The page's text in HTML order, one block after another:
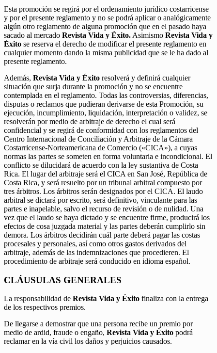
Esta promoción se regirá por el ordenamiento jurídico costarricense
y por el presente reglamento y no se podrá aplicar o analógicamente
algún otro reglamento de alguna promoción que en el pasado haya
sacado al mercado Revista Vida y Éxito. Asimismo Revista Vida y
Éxito se reserva el derecho de modificar el presente reglamento en
cualquier momento dando la misma publicidad que se le ha dado al
presente reglamento.
Además, Revista Vida y Éxito resolverá y definirá cualquier
situación que surja durante la promoción y no se encuentre
contemplada en el reglamento. Todas las controversias, diferencias,
disputas o reclamos que pudieran derivarse de esta Promoción, su
ejecución, incumplimiento, liquidación, interpretación o validez, se
resolverán por medio de arbitraje de derecho el cual será
confidencial y se regirá de conformidad con los reglamentos del
Centro Internacional de Conciliación y Arbitraje de la Cámara
Costarricense-Norteamericana de Comercio («CICA»), a cuyas
normas las partes se someten en forma voluntaria e incondicional. El
conflicto se dilucidará de acuerdo con la ley sustantiva de Costa
Rica. El lugar del arbitraje será el CICA en San José, República de
Costa Rica, y será resuelto por un tribunal arbitral compuesto por
tres árbitros. Los árbitros serán designados por el CICA. El laudo
arbitral se dictará por escrito, será definitivo, vinculante para las
partes e inapelable, salvo el recurso de revisión o de nulidad. Una
vez que el laudo se haya dictado y se encuentre firme, producirá los
efectos de cosa juzgada material y las partes deberán cumplirlo sin
demora. Los árbitros decidirán cuál parte deberá pagar las costas
procesales y personales, así como otros gastos derivados del
arbitraje, además de las indemnizaciones que procedieren. El
procedimiento de arbitraje será conducido en idioma español.
CLÁUSULAS GENERALES
La responsabilidad de Revista Vida y Éxito finaliza con la entrega
de los respectivos premios.
De llegarse a demostrar que una persona recibe un premio por
medio de ardid, fraude o engaño, Revista Vida y Éxito podrá
reclamar en la vía civil los daños y perjuicios causados.